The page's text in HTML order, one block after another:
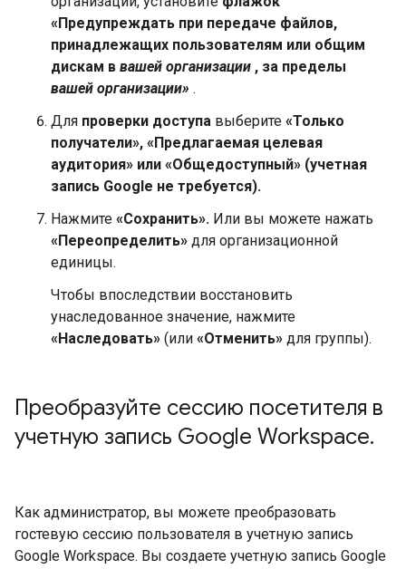
«Предупреждать при передаче файлов,
принадлежащих пользователям или общим
дискам в вашей организации , за пределы
вашей организации» .
Для проверки доступа выберите «Только
получатели», «Предлагаемая целевая
аудитория» или «Общедоступный» (учетная
запись Google не требуется).
Нажмите «Сохранить». Или вы можете нажать
«Переопределить» для организационной
единицы.
Чтобы впоследствии восстановить
унаследованное значение, нажмите
«Наследовать» (или «Отменить» для группы).
Преобразуйте сессию посетителя в
учетную запись Google Workspace.
Как администратор, вы можете преобразовать
гостевую сессию пользователя в учетную запись
Google Workspace. Вы создаете учетную запись Google